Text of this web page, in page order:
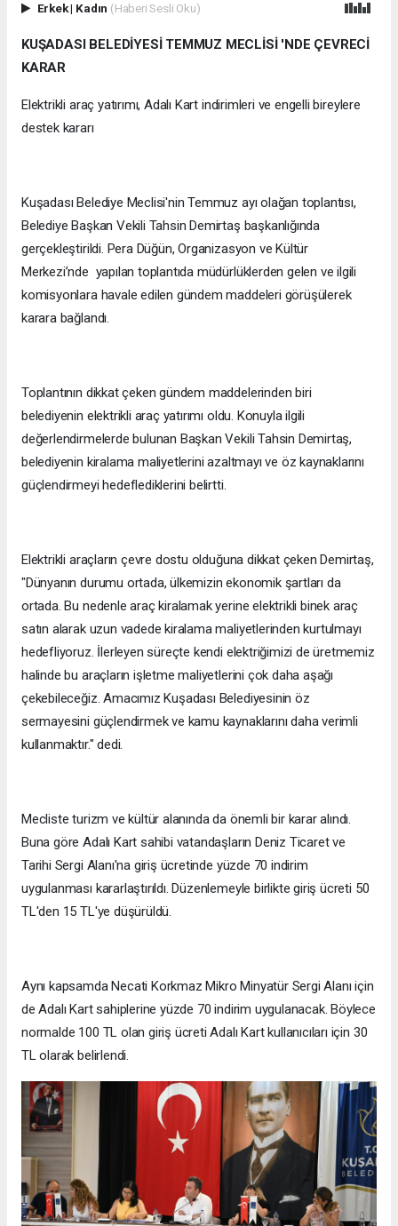
Erkek| Kadın (Haberi Sesli Oku)
KUŞADASI BELEDİYESİ TEMMUZ MECLİSİ 'NDE ÇEVRECİ
KARAR
Elektrikli araç yatırımı, Adalı Kart indirimleri ve engelli bireylere
destek kararı
Kuşadası Belediye Meclisi'nin Temmuz ayı olağan toplantısı,
Belediye Başkan Vekili Tahsin Demirtaş başkanlığında
gerçekleştirildi. Pera Düğün, Organizasyon ve Kültür
Merkezi’nde yapılan toplantıda müdürlüklerden gelen ve ilgili
komisyonlara havale edilen gündem maddeleri görüşülerek
karara bağlandı.
Toplantının dikkat çeken gündem maddelerinden biri
belediyenin elektrikli araç yatırımı oldu. Konuyla ilgili
değerlendirmelerde bulunan Başkan Vekili Tahsin Demirtaş,
belediyenin kiralama maliyetlerini azaltmayı ve öz kaynaklarını
güçlendirmeyi hedeflediklerini belirtti.
Elektrikli araçların çevre dostu olduğuna dikkat çeken Demirtaş,
"Dünyanın durumu ortada, ülkemizin ekonomik şartları da
ortada. Bu nedenle araç kiralamak yerine elektrikli binek araç
satın alarak uzun vadede kiralama maliyetlerinden kurtulmayı
hedefliyoruz. İlerleyen süreçte kendi elektriğimizi de üretmemiz
halinde bu araçların işletme maliyetlerini çok daha aşağı
çekebileceğiz. Amacımız Kuşadası Belediyesinin öz
sermayesini güçlendirmek ve kamu kaynaklarını daha verimli
kullanmaktır." dedi.
Mecliste turizm ve kültür alanında da önemli bir karar alındı.
Buna göre Adalı Kart sahibi vatandaşların Deniz Ticaret ve
Tarihi Sergi Alanı'na giriş ücretinde yüzde 70 indirim
uygulanması kararlaştırıldı. Düzenlemeyle birlikte giriş ücreti 50
TL'den 15 TL'ye düşürüldü.
Aynı kapsamda Necati Korkmaz Mikro Minyatür Sergi Alanı için
de Adalı Kart sahiplerine yüzde 70 indirim uygulanacak. Böylece
normalde 100 TL olan giriş ücreti Adalı Kart kullanıcıları için 30
TL olarak belirlendi.